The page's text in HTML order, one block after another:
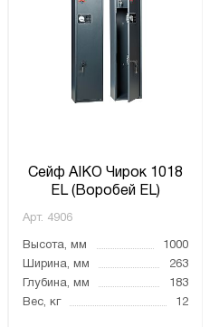
Сейф AIKO Чирок 1018
EL (Воробей EL)
Арт. 4906
Высота, мм
1000
Ширина, мм
263
Глубина, мм
183
Вес, кг
12